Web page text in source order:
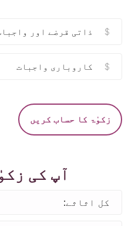
$
$
زکوٰۃ کا حساب کریں
آپ کی
کل اثاثے: